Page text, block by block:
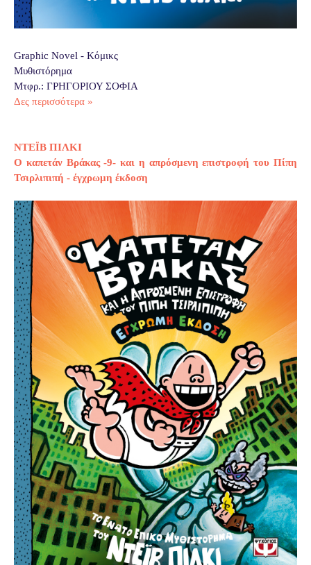
Graphic Novel - Κόμικς
Μυθιστόρημα
Μτφρ.: ΓΡΗΓΟΡΙΟΥ ΣΟΦΙΑ
Δες περισσότερα »
ΝΤΕΪΒ ΠΙΛΚΙ
Ο καπετάν Βράκας -9- και η απρόσμενη επιστροφή του Πίπη
Τσιρλιπιπή - έγχρωμη έκδοση